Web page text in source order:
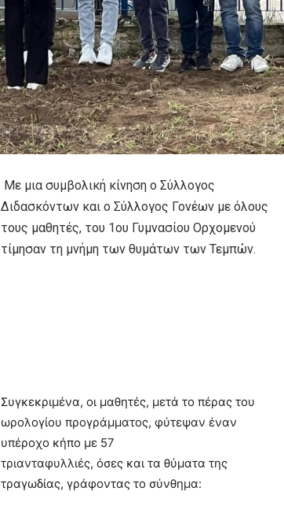
Με μια συμβολική κίνηση ο Σύλλογος
Διδασκόντων και ο Σύλλογος Γονέων με όλους
τους μαθητές, του 1ου Γυμνασίου Ορχομενού
τίμησαν τη μνήμη των θυμάτων των Τεμπών.
Συγκεκριμένα, οι μαθητές, μετά το πέρας του
ωρολογίου προγράμματος, φύτεψαν έναν
υπέροχο κήπο με 57
τριανταφυλλιές, όσες και τα θύματα της
τραγωδίας, γράφοντας το σύνθημα: